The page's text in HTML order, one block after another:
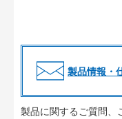
製品情報・
製品に関するご質問、